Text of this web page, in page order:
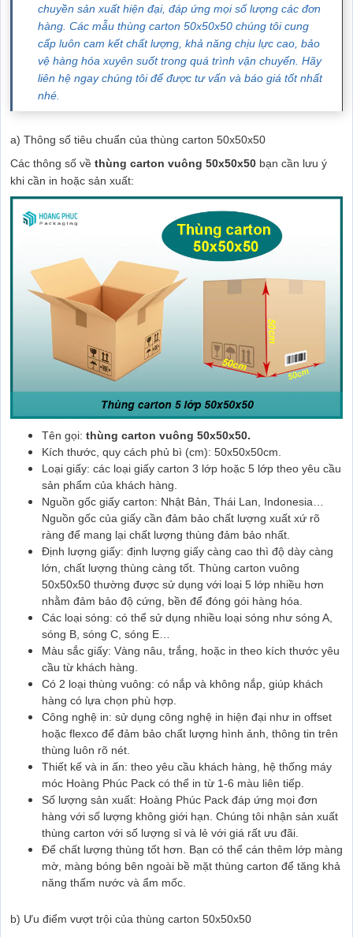
chuyền sản xuất hiện đại, đáp ứng mọi số lượng các đơn
hàng. Các mẫu thùng carton 50x50x50 chúng tôi cung
cấp luôn cam kết chất lượng, khả năng chịu lực cao, bảo
vệ hàng hóa xuyên suốt trong quá trình vận chuyển. Hãy
liên hệ ngay chúng tôi để được tư vấn và báo giá tốt nhất
nhé.
a) Thông số tiêu chuẩn của thùng carton 50x50x50
Các thông số về thùng carton vuông 50x50x50 bạn cần lưu ý
khi cần in hoặc sản xuất:
Tên gọi: thùng carton vuông 50x50x50.
Kích thước, quy cách phủ bì (cm): 50x50x50cm.
Loại giấy: các loại giấy carton 3 lớp hoặc 5 lớp theo yêu cầu
sản phẩm của khách hàng.
Nguồn gốc giấy carton: Nhật Bản, Thái Lan, Indonesia…
Nguồn gốc của giấy cần đảm bảo chất lượng xuất xứ rõ
ràng để mang lại chất lượng thùng đảm bảo nhất.
Định lượng giấy: định lượng giấy càng cao thì độ dày càng
lớn, chất lượng thùng càng tốt. Thùng carton vuông
50x50x50 thường được sử dụng với loại 5 lớp nhiều hơn
nhằm đảm bảo độ cứng, bền để đóng gói hàng hóa.
Các loại sóng: có thể sử dụng nhiều loại sóng như sóng A,
sóng B, sóng C, sóng E…
Màu sắc giấy: Vàng nâu, trắng, hoặc in theo kích thước yêu
cầu từ khách hàng.
Có 2 loại thùng vuông: có nắp và không nắp, giúp khách
hàng có lựa chọn phù hợp.
Công nghệ in: sử dụng công nghệ in hiện đại như in offset
hoặc flexco để đảm bảo chất lượng hình ảnh, thông tin trên
thùng luôn rõ nét.
Thiết kế và in ấn: theo yêu cầu khách hàng, hệ thống máy
móc Hoàng Phúc Pack có thể in từ 1-6 màu liên tiếp.
Số lượng sản xuất: Hoàng Phúc Pack đáp ứng mọi đơn
hàng với số lượng không giới hạn. Chúng tôi nhận sản xuất
thùng carton với số lượng sỉ và lẻ với giá rất ưu đãi.
Để chất lượng thùng tốt hơn. Bạn có thể cán thêm lớp màng
mờ, màng bóng bên ngoài bề mặt thùng carton để tăng khả
năng thấm nước và ẩm mốc.
b) Ưu điểm vượt trội của thùng carton 50x50x50